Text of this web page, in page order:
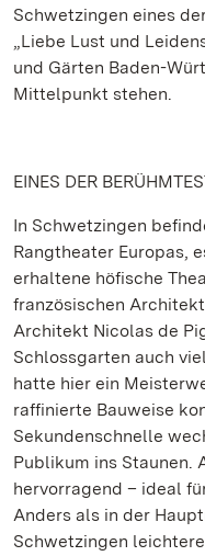
Schwetzingen eines
„Liebe Lust und
und Gärten Baden-
Mittelpunkt stehen.
EINES DER
In Schwetzingen
Rangtheater Europas,
erhaltene höfische
französischen
Architekt Nicolas de
Schlossgarten auch
hatte hier ein
raffinierte Bauweise
Sekundenschnelle
Publikum ins Staunen.
hervorragend – ideal
Anders als in der
Schwetzingen